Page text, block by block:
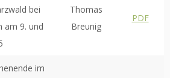
bei
am 9. und
Thomas
Breunig
PDF
im